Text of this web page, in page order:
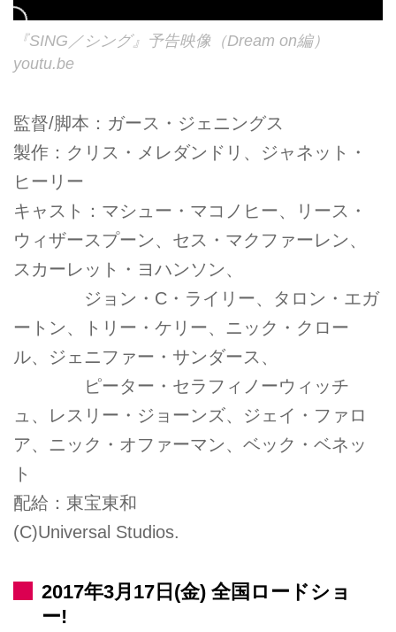
『SING／シング』予告映像（Dream on編）
youtu.be
監督/脚本：ガース・ジェニングス
製作：クリス・メレダンドリ、ジャネット・
ヒーリー
キャスト：マシュー・マコノヒー、リース・
ウィザースプーン、セス・マクファーレン、
スカーレット・ヨハンソン、
ジョン・C・ライリー、タロン・エガ
ートン、トリー・ケリー、ニック・クロー
ル、ジェニファー・サンダース、
ピーター・セラフィノーウィッチ
ュ、レスリー・ジョーンズ、ジェイ・ファロ
ア、ニック・オファーマン、ベック・ベネッ
ト
配給：東宝東和
(C)Universal Studios.
2017年3月17日(金) 全国ロードショ
ー!